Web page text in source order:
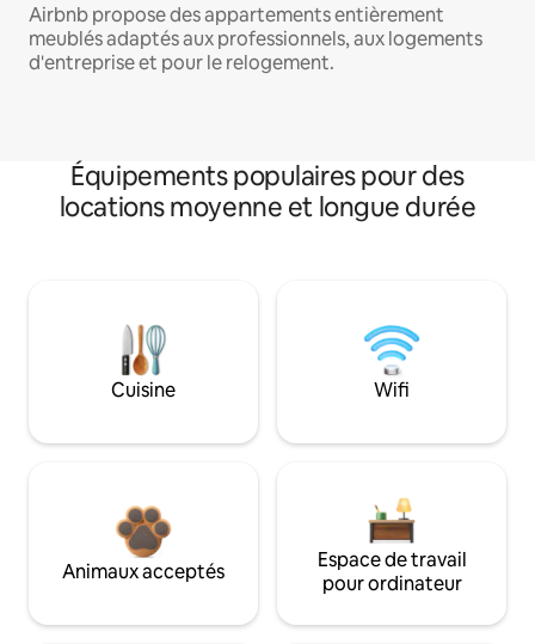
Airbnb propose des appartements entièrement
meublés adaptés aux professionnels, aux logements
d'entreprise et pour le relogement.
Équipements populaires pour des
locations moyenne et longue durée
Cuisine Wifi
Animaux acceptés
Espace de travail
pour ordinateur